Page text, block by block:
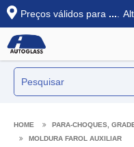
Preços válidos para ...
PARA-CHOQUES,
MOLDURA FAROL AUXILIAR